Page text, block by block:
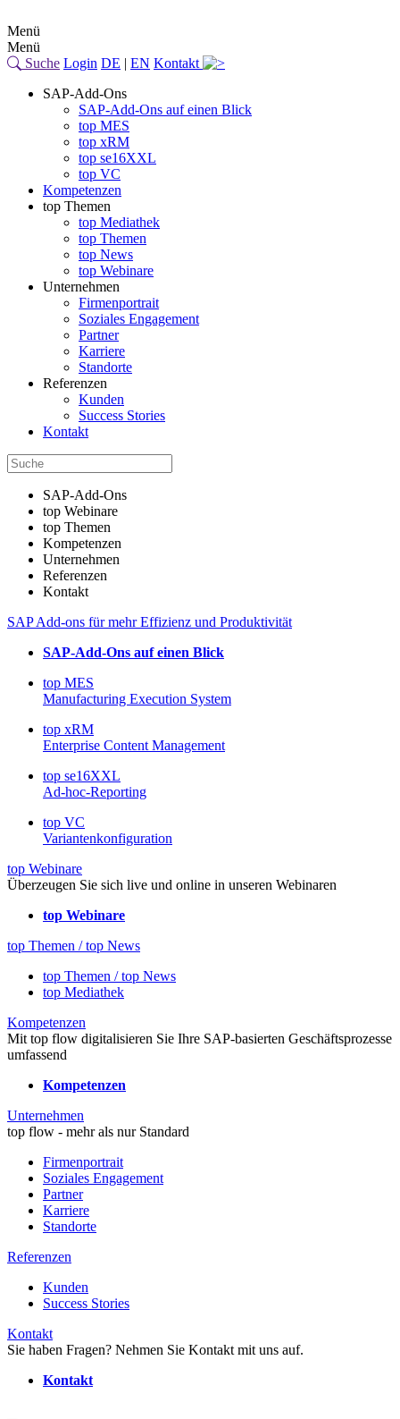
Menü
Menü
Suche Login DE | EN Kontakt
SAP-Add-Ons
SAP-Add-Ons auf einen Blick
top MES
top xRM
top se16XXL
top VC
Kompetenzen
top Themen
top Mediathek
top Themen
top News
top Webinare
Unternehmen
Firmenportrait
Soziales Engagement
Partner
Karriere
Standorte
Referenzen
Kunden
Success Stories
Kontakt
SAP-Add-Ons
top Webinare
top Themen
Kompetenzen
Unternehmen
Referenzen
Kontakt
SAP Add-ons für mehr Effizienz und Produktivität
SAP-Add-Ons auf einen Blick
top MES
Manufacturing Execution System
top xRM
Enterprise Content Management
top se16XXL
Ad-hoc-Reporting
top VC
Variantenkonfiguration
top Webinare
Überzeugen Sie sich live und online in unseren Webinaren
top Webinare
top Themen / top News
top Themen / top News
top Mediathek
Kompetenzen
Mit top flow digitalisieren Sie Ihre SAP-basierten Geschäftsprozesse
umfassend
Kompetenzen
Unternehmen
top flow - mehr als nur Standard
Firmenportrait
Soziales Engagement
Partner
Karriere
Standorte
Referenzen
Kunden
Success Stories
Kontakt
Sie haben Fragen? Nehmen Sie Kontakt mit uns auf.
Kontakt